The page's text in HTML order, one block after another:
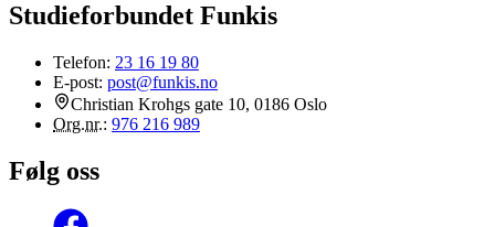
Studieforbundet Funkis
Telefon: 23 16 19 80
E-post: post@funkis.no
Christian Krohgs gate 10, 0186 Oslo
Org.nr.: 976 216 989
Følg oss